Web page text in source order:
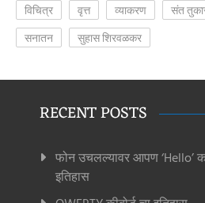
विचित्र
वृत्त व्याकरण संत
सनातन
सुहास शिरवळकर
RECENT POSTS
फोन उचलल्यावर आपण ‘Hello’
इतिहास